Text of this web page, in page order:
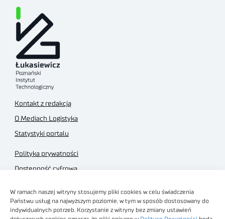
W ramach naszej witryny stosujemy pliki cookies w celu świadczenia
Państwu usług na najwyższym poziomie, w tym w sposób dostosowany do
indywidualnych potrzeb. Korzystanie z witryny bez zmiany ustawień
Kontakt z redakcją
O Mediach Logistyka
Statystyki portalu
Polityka prywatności
Dostępność cyfrowa
Regulamin sklepu